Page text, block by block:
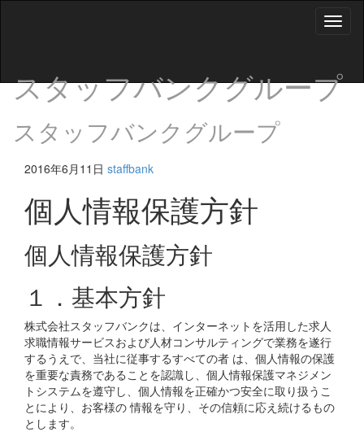
スタッフバンクグループ
スタッフバンクグループ
2016年6月11日 staffbank
個人情報保護方針
個人情報保護方針
１．基本方針
株式会社スタッフバンクは、インターネットを活用した求人
求職情報サービスおよび人材コンサルティングで業務を遂行
するうえで、当社に従事するすべての者 は、個人情報の保護
を重要な責務であることを認識し、個人情報保護マネジメン
トシステムを遵守し、個人情報を正確かつ安全に取り扱うこ
とにより、お客様の 情報を守り、その信頼に応え続けるもの
とします。